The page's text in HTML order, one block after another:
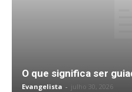
O que significa ser
Evangelista - julho 30, 2026